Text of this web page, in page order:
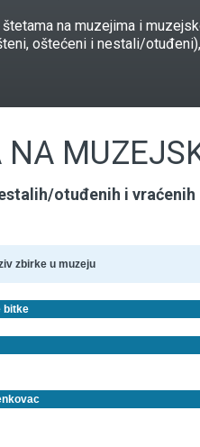
na muzejima i
oštećeni i nestali/
NA
otuđenih i
zbirke u muzeju
bitke